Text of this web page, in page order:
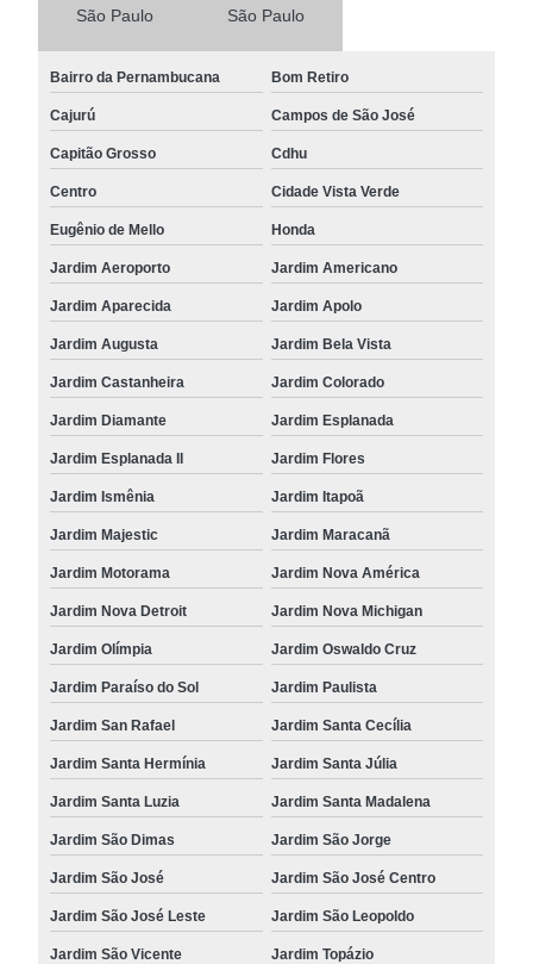
São Paulo São Paulo
Bairro da Pernambucana Bom Retiro
Cajurú Campos de São José
Capitão Grosso Cdhu
Centro Cidade Vista Verde
Eugênio de Mello Honda
Jardim Aeroporto Jardim Americano
Jardim Aparecida Jardim Apolo
Jardim Augusta Jardim Bela Vista
Jardim Castanheira Jardim Colorado
Jardim Diamante Jardim Esplanada
Jardim Esplanada II Jardim Flores
Jardim Ismênia Jardim Itapoã
Jardim Majestic Jardim Maracanã
Jardim Motorama Jardim Nova América
Jardim Nova Detroit Jardim Nova Michigan
Jardim Olímpia Jardim Oswaldo Cruz
Jardim Paraíso do Sol Jardim Paulista
Jardim San Rafael Jardim Santa Cecília
Jardim Santa Hermínia Jardim Santa Júlia
Jardim Santa Luzia Jardim Santa Madalena
Jardim São Dimas Jardim São Jorge
Jardim São José Jardim São José Centro
Jardim São José Leste Jardim São Leopoldo
Jardim São Vicente Jardim Topázio